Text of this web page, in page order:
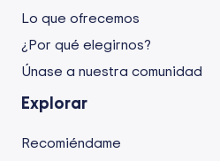
Lo que ofrecemos
¿Por qué elegirnos?
Únase a nuestra comunidad
Explorar
Recomiéndame